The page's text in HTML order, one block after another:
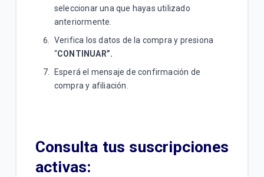
seleccionar una que hayas utilizado
anteriormente.
Verifica los datos de la compra y presiona
“CONTINUAR”.
Esperá el mensaje de confirmación de
compra y afiliación.
Consulta tus suscripciones
activas: